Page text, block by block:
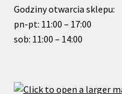
Godziny otwarcia sklepu:
pn-pt: 11:00 – 17:00
sob: 11:00 – 14:00